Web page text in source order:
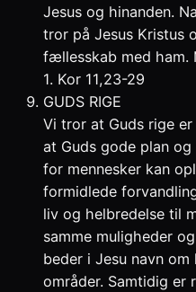
Jesus og hinanden.
tror på Jesus Kristus
fællesskab med ham.
1. Kor 11,23-29
GUDS RIGE
Vi tror at Guds rige
at Guds gode plan og
for mennesker kan
formidlede
liv og helbredelse til
samme muligheder og
beder i Jesu navn
områder. Samtidig er